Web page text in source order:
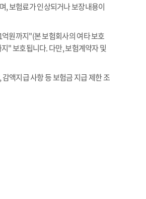
, 보험료가 인상되거나 보장내용이
원까지"(본 보험회사의 여타 보호
" 보호됩니다. 다만, 보험계약자 및
액지급 사항 등 보험금 지급 제한 조